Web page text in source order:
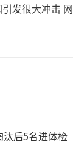
发很大冲击 网
后5名进体检